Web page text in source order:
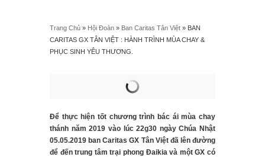
Trang Chủ » Hội Đoàn » Ban Caritas Tân Việt » BAN
CARITAS GX TÂN VIỆT : HÀNH TRÌNH MÙA CHAY &
PHỤC SINH YÊU THƯƠNG.
Để thực hiện tốt chương trình bác ái mùa chay
thánh năm 2019 vào lúc 22g30 ngày Chúa Nhật
05.05.2019 ban Caritas GX Tân Việt đã lên đường
để đến trung tâm trại phong Đaikia và một GX có